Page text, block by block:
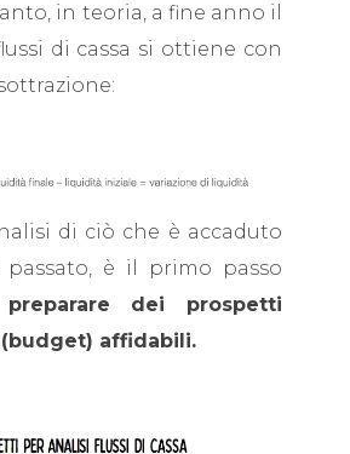
in teoria, a fine anno il
di cassa si ottiene con
di ciò che è accaduto
passato, è il primo passo
preparare dei prospetti
(budget) affidabili.